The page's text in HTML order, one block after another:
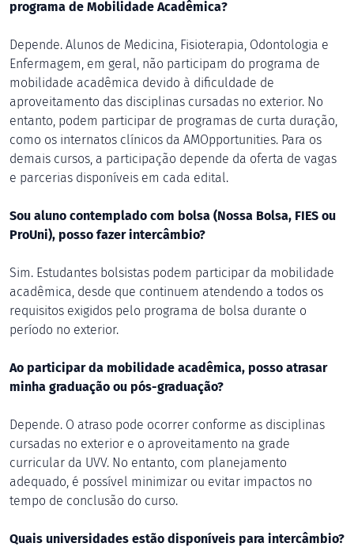
programa de Mobilidade Acadêmica?
Depende. Alunos de Medicina, Fisioterapia, Odontologia e
Enfermagem, em geral, não participam do programa de
mobilidade acadêmica devido à dificuldade de
aproveitamento das disciplinas cursadas no exterior. No
entanto, podem participar de programas de curta duração,
como os internatos clínicos da AMOpportunities. Para os
demais cursos, a participação depende da oferta de vagas
e parcerias disponíveis em cada edital.
Sou aluno contemplado com bolsa (Nossa Bolsa, FIES ou
ProUni), posso fazer intercâmbio?
Sim. Estudantes bolsistas podem participar da mobilidade
acadêmica, desde que continuem atendendo a todos os
requisitos exigidos pelo programa de bolsa durante o
período no exterior.
Ao participar da mobilidade acadêmica, posso atrasar
minha graduação ou pós-graduação?
Depende. O atraso pode ocorrer conforme as disciplinas
cursadas no exterior e o aproveitamento na grade
curricular da UVV. No entanto, com planejamento
adequado, é possível minimizar ou evitar impactos no
tempo de conclusão do curso.
Quais universidades estão disponíveis para intercâmbio?